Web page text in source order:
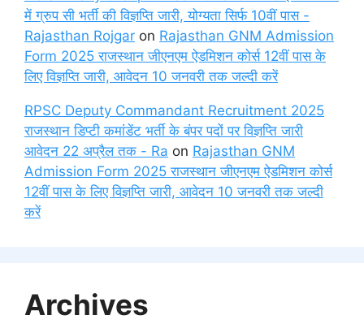
में ग्रुप सी भर्ती की विज्ञप्ति जारी, योग्यता सिर्फ 10वीं पास -
Rajasthan Rojgar on Rajasthan GNM Admission
Form 2025 राजस्थान जीएनएम ऐडमिशन कोर्स 12वीं पास के
लिए विज्ञप्ति जारी, आवेदन 10 जनवरी तक जल्दी करें
RPSC Deputy Commandant Recruitment 2025
राजस्थान डिप्टी कमांडेंट भर्ती के बंपर पदों पर विज्ञप्ति जारी
आवेदन 22 अप्रैल तक - Ra on Rajasthan GNM
Admission Form 2025 राजस्थान जीएनएम ऐडमिशन कोर्स
12वीं पास के लिए विज्ञप्ति जारी, आवेदन 10 जनवरी तक जल्दी
करें
Archives